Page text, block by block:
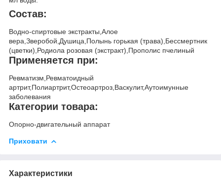
Состав:
Водно-спиртовые экстракты,Алое
вера,Зверобой,Душица,Полынь горькая (трава),Бессмертник
(цветки),Родиола розовая (экстракт),Прополис пчелиный
Применяется при:
Ревматизм,Ревматоидный
артрит,Полиартрит,Остеоартроз,Васкулит,Аутоимунные
заболевания
Категории товара:
Опорно-двигательный аппарат
Приховати
Характеристики